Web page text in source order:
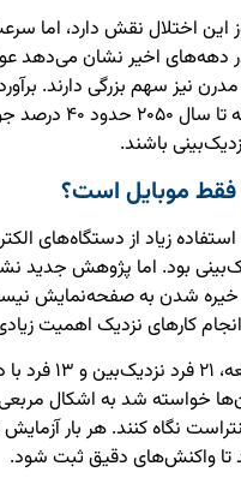
این اختلال نقش دارد، اما
دهه‌های اخیر نشان می‌دهد
نیز سهم بزرگی دارند.
از آن است که تا
باشند.
موبایل است؟
زیاد از دستگاه‌های
بود. اما پژوهش جدید
شدن به صفحه‌نمایش
کارهای نزدیک اهمیت
در این
خواسته شد به اشکال
نگاه کنند. هر بار
تا واکنش‌های دقیق ثبت شود.